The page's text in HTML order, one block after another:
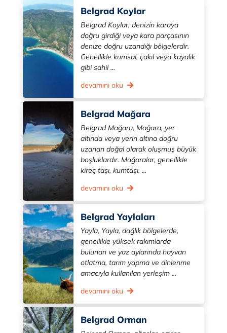
Belgrad Koylar
Belgrad Koylar, denizin karaya
doğru girdiği veya kara parçasının
denize doğru uzandığı bölgelerdir.
Genellikle kumsal, çakıl veya kayalık
gibi sahil ...
devamını oku
Belgrad Mağara
Belgrad Mağara, Mağara, yer
altında veya yerin altına doğru
uzanan doğal olarak oluşmuş büyük
boşluklardır. Mağaralar, genellikle
kireç taşı, kumtaşı, ...
devamını oku
Belgrad Yaylaları
Yayla, Yayla, dağlık bölgelerde,
genellikle yüksek rakımlarda
bulunan ve yaz aylarında hayvan
otlatma, tarım yapma ve dinlenme
amacıyla kullanılan yerleşim ...
devamını oku
Belgrad Orman